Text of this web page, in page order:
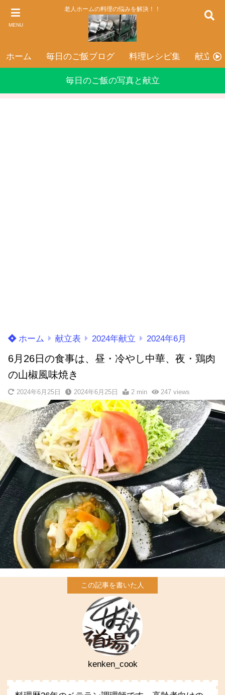
MENU
老人ホームの料理の悩みを解決！！
ホーム 毎日のご飯ブログ 料理レシピ集 献立表
毎日のご飯の写真と献立
ホーム 献立表 2024年献立 2024年6月
6月26日の食事は、昼・冷やし中華、夜・鶏肉
の山椒風味焼き
2024年6月25日 2024年6月25日 2 min 247views
kenken_cook